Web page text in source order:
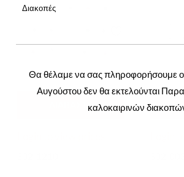
ΔΙΑΒΆΣΤΕ
Διακοπές
Θα θέλαμε να σας πληροφορήσουμε
Αυγούστου δεν θα εκτελούνται
καλοκαιρινών